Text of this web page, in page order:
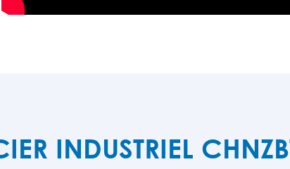
INDUSTRIEL